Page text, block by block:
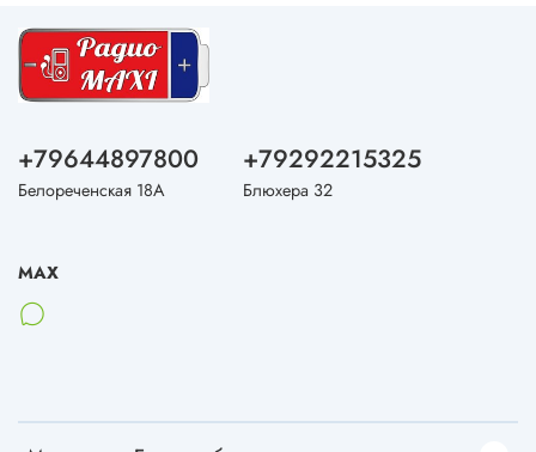
+79644897800
Белореченская 18А
+79292215325
Блюхера 32
MAX